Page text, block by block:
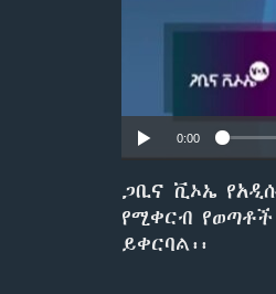
0:00
ጋቢና ቪኦኤ
የሚቀርብ የወጣቶች
ይቀርባል፡፡